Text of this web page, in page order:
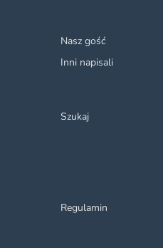
Nasz gość
Inni napisali
Szukaj
Regulamin